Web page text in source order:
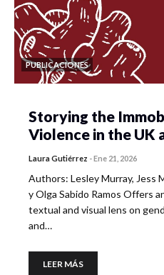
PUBLICACIONES
Storying the
Violence in the UK
Laura Gutiérrez -Ene 21, 2026
Authors: Lesley Murray, Jess
y Olga Sabido Ramos Offers
textual and visual lens on
and…
LEER MÁS